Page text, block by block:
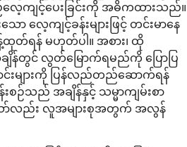
ေ့ကျင့်ပေးခြင်းကို အဓိကထားသည်။
လေ့ကျင့်ခန်းများဖြင့် တင်းမာနေ
ထုတ်ရန် မဟုတ်ပါ။ အစား၊ ထို
န်တွင် လွတ်မြောက်ရမည်ကို ပြောပြ
းများကို ပြန်လည်တည်ဆောက်ရန်
သည် အချိန်နှင့် သမ္မာကျမ်းစာ
လည်း လူအများစုအတွက် အလွန်